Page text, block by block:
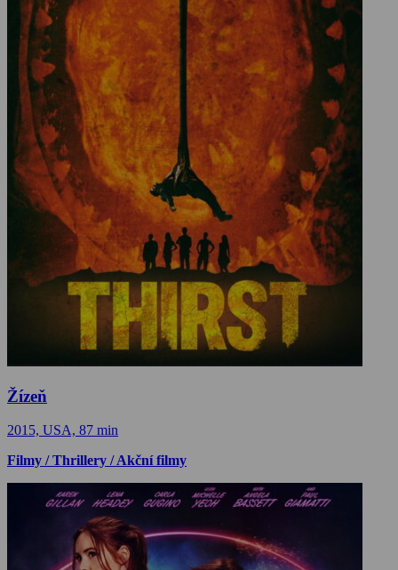
Žízeň
2015, USA, 87 min
Filmy / Thrillery / Akční filmy